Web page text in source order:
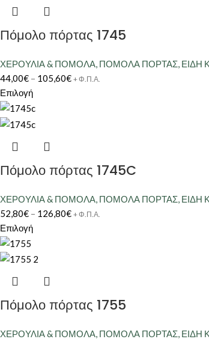
Πόμολο πόρτας 1745
ΧΕΡΟΥΛΙΑ & ΠΟΜΟΛΑ, ΠΟΜΟΛΑ ΠΟΡΤΑΣ, ΕΙΔΗ
44,00€ – 105,60€ + Φ.Π.Α.
Επιλογή
Πόμολο πόρτας 1745C
ΧΕΡΟΥΛΙΑ & ΠΟΜΟΛΑ, ΠΟΜΟΛΑ ΠΟΡΤΑΣ, ΕΙΔΗ
52,80€ – 126,80€ + Φ.Π.Α.
Επιλογή
Πόμολο πόρτας 1755
ΧΕΡΟΥΛΙΑ & ΠΟΜΟΛΑ, ΠΟΜΟΛΑ ΠΟΡΤΑΣ, ΕΙΔΗ